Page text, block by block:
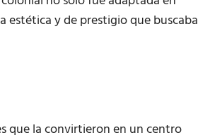
estética y de prestigio que buscaba
que la convirtieron en un centro